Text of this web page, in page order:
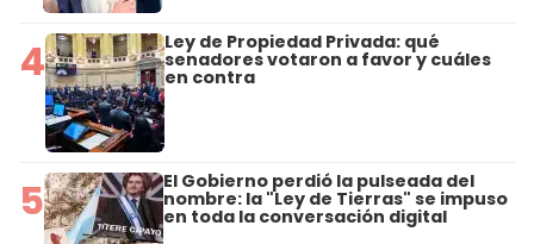
4 Ley de Propiedad Privada: qué
senadores votaron a favor y cuáles
en contra
5 El Gobierno perdió la pulseada del
nombre: la "Ley de Tierras" se impuso
en toda la conversación digital